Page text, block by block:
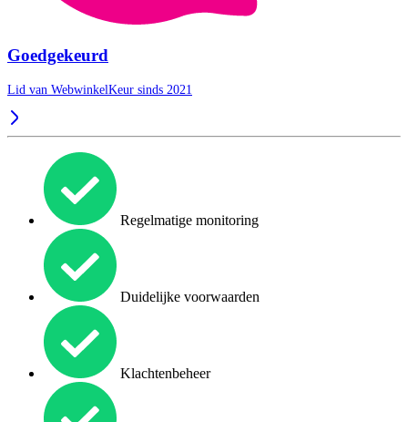
Goedgekeurd
Lid van WebwinkelKeur sinds 2021
Regelmatige monitoring
Duidelijke voorwaarden
Klachtenbeheer